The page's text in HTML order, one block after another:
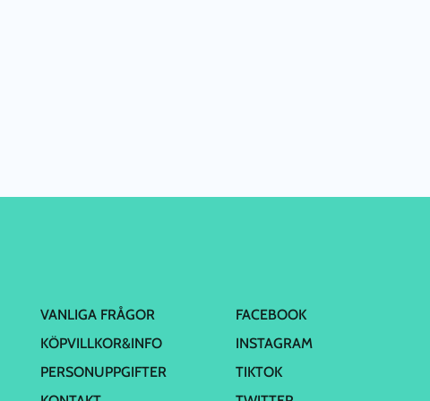
VANLIGA FRÅGOR
KÖPVILLKOR&INFO
PERSONUPPGIFTER
FACEBOOK
INSTAGRAM
TIKTOK